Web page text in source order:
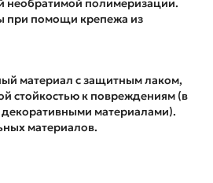
необратимой полимеризации.
при помощи крепежа из
материал с защитным лаком,
стойкостью к повреждениям (в
материалами).
материалов.